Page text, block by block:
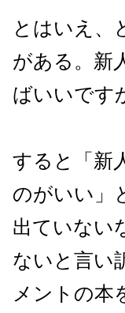
とはいえ、
がある。新
ばいいです
すると「新
のがいい」
出ていない
ないと言い
メントの本